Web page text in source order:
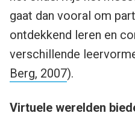
gaat dan vooral om
ontdekkend leren en
verschillende
Berg, 2007).
Virtuele werelden